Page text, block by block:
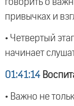
привычках и
• Четвертый
начинает
01:41:14
• Важно не